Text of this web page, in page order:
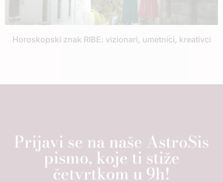
Horoskopski znak RIBE: vizionari, umetnici, kreativci
Prijavi se na naše AstroSis
pismo, koje ti stiže
četvrtkom u 9h!